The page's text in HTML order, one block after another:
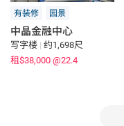
有装修 园景
中晶金融中心
写字楼 | 约1,698尺
租$38,000 @22.4